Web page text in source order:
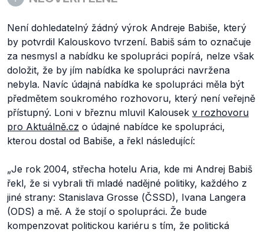
Není dohledatelný žádný výrok Andreje Babiše, který
by potvrdil Kalouskovo tvrzení. Babiš sám to označuje
za nesmysl a nabídku ke spolupráci popírá, nelze však
doložit, že by jím nabídka ke spolupráci navržena
nebyla. Navíc údajná nabídka ke spolupráci měla být
předmětem soukromého rozhovoru, který není veřejně
přístupný. Loni v březnu mluvil Kalousek v rozhovoru
pro Aktuálně.cz o údajné nabídce ke spolupráci,
kterou dostal od Babiše, a řekl následující:
„Je rok 2004, střecha hotelu Aria, kde mi Andrej Babiš
řekl, že si vybrali tři mladé nadějné politiky, každého z
jiné strany: Stanislava Grosse (ČSSD), Ivana Langera
(ODS) a mě. A že stojí o spolupráci. Že bude
kompenzovat politickou kariéru s tím, že politická